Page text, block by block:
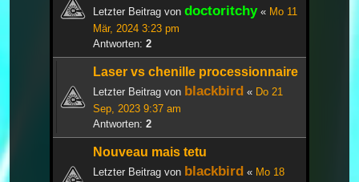
Letzter Beitrag von doctoritchy« Mo 11
Mär, 2024 3:23 pm
Antworten: 2
Laser vs chenille processionnaire
Letzter Beitrag von blackbird « Do 21
Sep, 2023 9:37 am
Antworten: 2
Nouveau mais tetu
Letzter Beitrag von blackbird « Mo 18